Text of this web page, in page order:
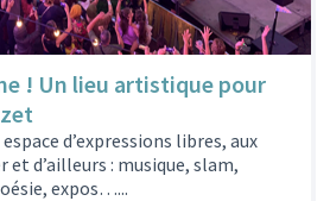
! Un lieu artistique pour
d’expressions libres, aux
d’ailleurs : musique, slam,
expos…...